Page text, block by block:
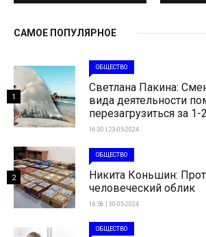
САМОЕ ПОПУЛЯРНОЕ
ОБЩЕСТВО
Светлана Пакина:
вида деятельности
перезагрузиться за 1-
16:30 | 23-05-2024
1
ОБЩЕСТВО
Никита Коньшин:
человеческий облик
16:56 | 30-05-2024
2
ОБЩЕСТВО